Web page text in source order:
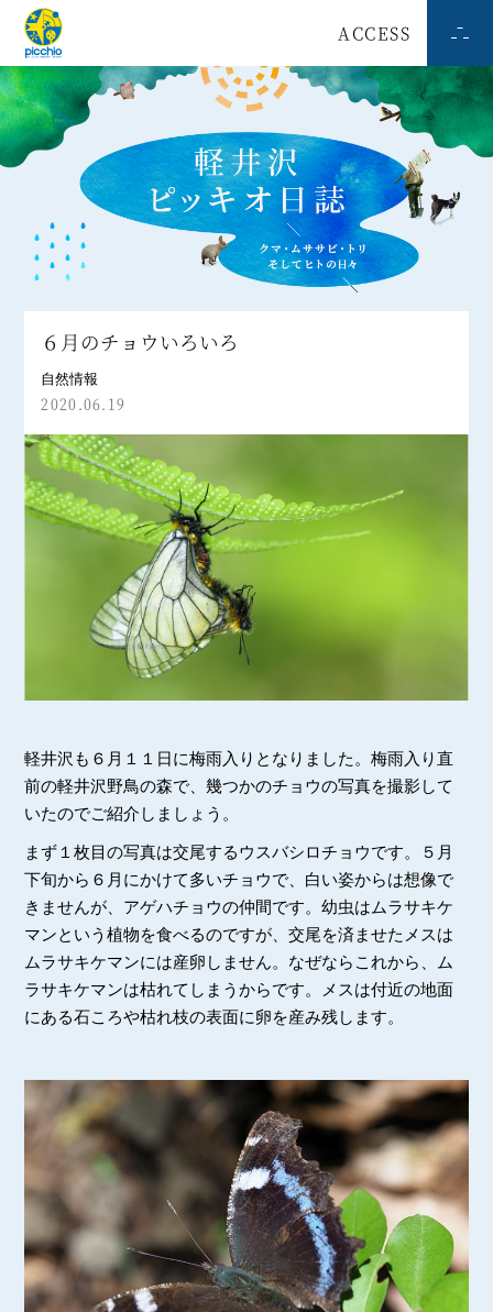
ACCESS
６月のチョウいろいろ
自然情報
2020.06.19
軽井沢も６月１１日に梅雨入りとなりました。梅雨入り直
前の軽井沢野鳥の森で、幾つかのチョウの写真を撮影して
いたのでご紹介しましょう。
まず１枚目の写真は交尾するウスバシロチョウです。５月
下旬から６月にかけて多いチョウで、白い姿からは想像で
きませんが、アゲハチョウの仲間です。幼虫はムラサキケ
マンという植物を食べるのですが、交尾を済ませたメスは
ムラサキケマンには産卵しません。なぜならこれから、ム
ラサキケマンは枯れてしまうからです。メスは付近の地面
にある石ころや枯れ枝の表面に卵を産み残します。